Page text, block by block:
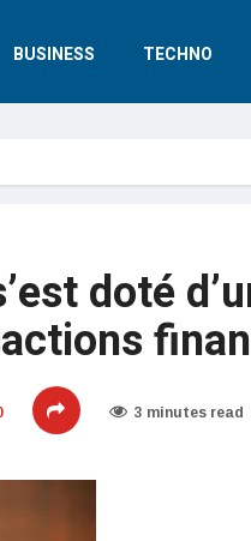
BUSINESS TECHNO
doté
3 minutes read